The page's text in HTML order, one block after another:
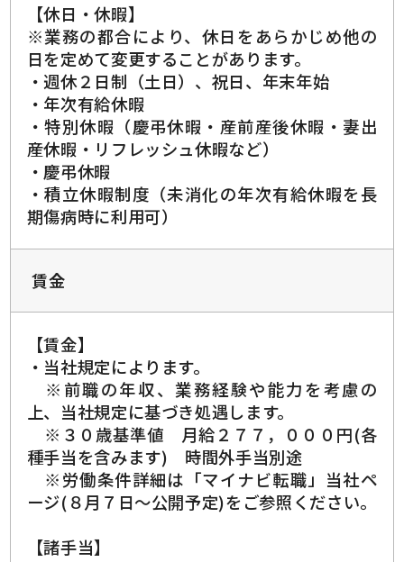
【休日・休暇】
※業務の都合により、休日をあらかじめ他の
日を定めて変更することがあります。
・週休２日制（土日）、祝日、年末年始
・年次有給休暇
・特別休暇（慶弔休暇・産前産後休暇・妻出
産休暇・リフレッシュ休暇など）
・慶弔休暇
・積立休暇制度（未消化の年次有給休暇を長
期傷病時に利用可）
賃金
【賃金】
・当社規定によります。
※前職の年収、業務経験や能力を考慮の
上、当社規定に基づき処遇します。
※３０歳基準値 月給２７７，０００円(各
種手当を含みます) 時間外手当別途
※労働条件詳細は「マイナビ転職」当社ペ
ージ(８月７日～公開予定)をご参照ください。
【諸手当】